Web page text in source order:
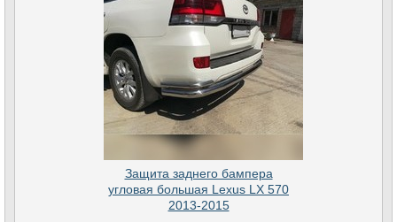
Защита заднего бампера
угловая большая Lexus LX 570
2013-2015